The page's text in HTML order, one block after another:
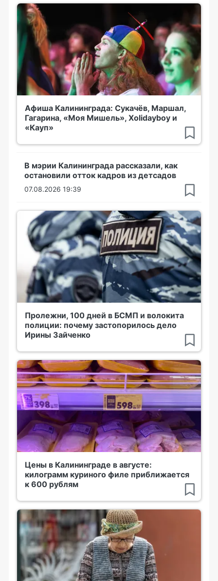
Афиша Калининграда: Сукачёв, Маршал,
Гагарина, «Моя Мишель», Xolidayboy и
«Кауп»
В мэрии Калининграда рассказали, как
остановили отток кадров из детсадов
07.08.2026 19:39
Пролежни, 100 дней в БСМП и волокита
полиции: почему застопорилось дело
Ирины Зайченко
Цены в Калининграде в августе:
килограмм куриного филе приближается
к 600 рублям